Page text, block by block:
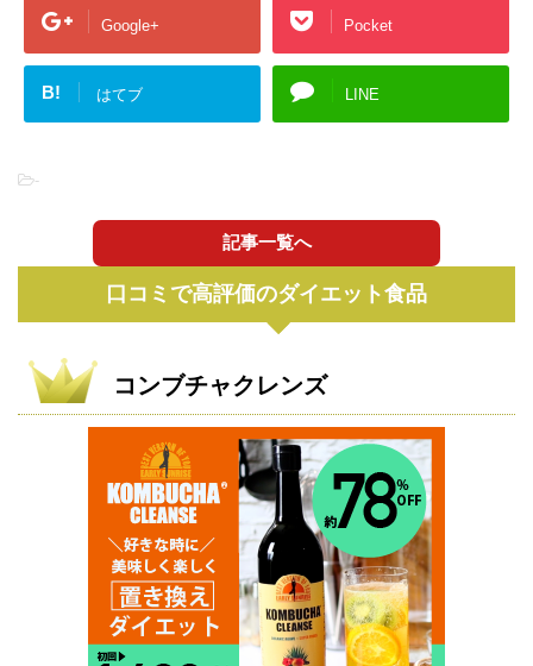
Google+ Pocket
B! はてブ LINE
-
記事一覧へ
口コミで高評価のダイエット食品
コンブチャクレンズ